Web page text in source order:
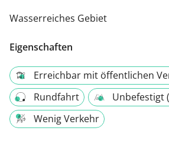
Wasserreiches Gebiet
Eigenschaften
Erreichbar mit öffentlichen
Rundfahrt
Unbefestigt
Wenig Verkehr